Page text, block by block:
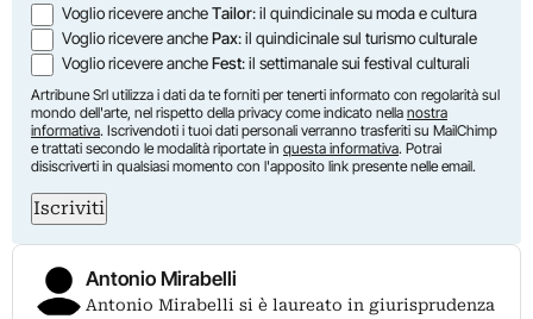
Voglio ricevere ancheTailor: il quindicinale su moda e cultura
Voglio ricevere anchePax: il quindicinale sul turismo culturale
Voglio ricevere ancheFest: il settimanale sui festival culturali
Artribune Srl utilizza i dati da te forniti per tenerti informato con regolarità sul
mondo dell'arte, nel rispetto della privacy come indicato nella nostra
informativa. Iscrivendoti i tuoi dati personali verranno trasferiti su MailChimp
e trattati secondo le modalità riportate in questa informativa. Potrai
disiscriverti in qualsiasi momento con l'apposito link presente nelle email.
Iscriviti
Antonio Mirabelli
Antonio Mirabelli si è laureato in giurisprudenza